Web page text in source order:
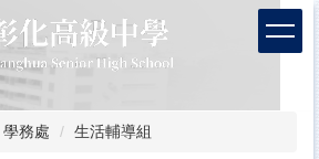
學務處 生活輔導組